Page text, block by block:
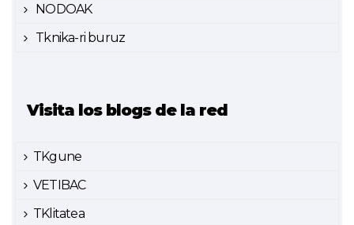
NODOAK
Tknika-ri buruz
Visita los blogs de la red
TKgune
VETIBAC
TKlitatea